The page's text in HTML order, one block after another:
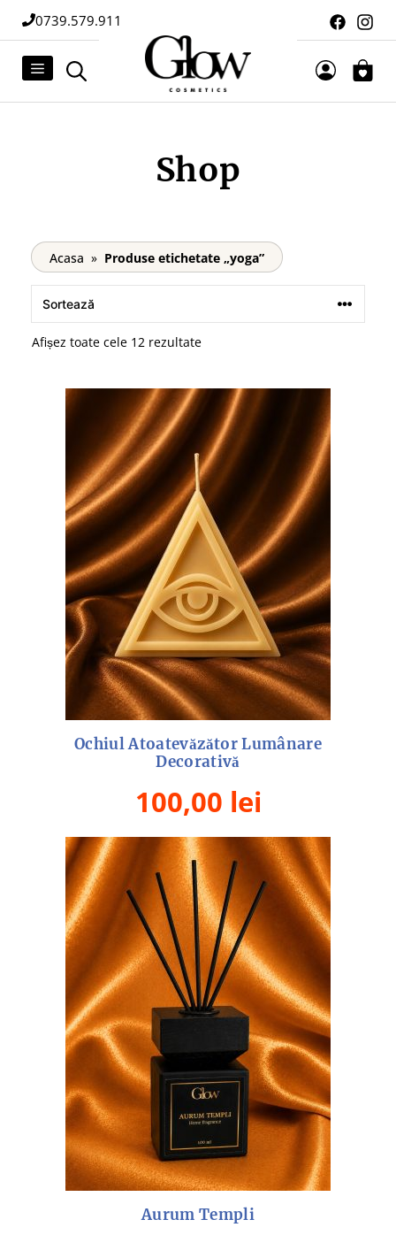
la
conținut
0739.579.911
Meniu
Shop
Acasa » Produse etichetate „yoga”
Afișez toate cele 12 rezultateSortat
mai
recente
Ochiul Atoatevăzător Lumânare
Decorativă
100,00 lei
Aurum Templi